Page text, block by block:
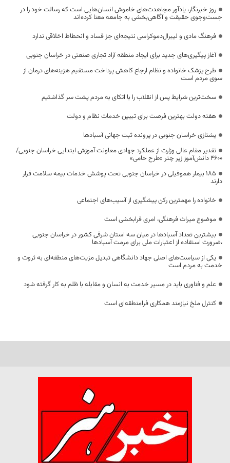
روز خبرنگار، یادآور مجاهدت‌های خاموش انسان‌هایی است که رسالت خود را در
جست‌وجوی حقیقت و آگاهی‌بخشی به جامعه معنا کرده‌اند
فرهنگ مادی و لیبرال‌دموکراسی نتیجه‌ای جز فساد و انحطاط اخلاقی ندارد
آغاز پیگیری‌های جدید برای ایجاد منطقه آزاد تجاری صنعتی در خراسان جنوبی
طرح پزشک خانواده و نظام ارجاع کاهش پرداخت مستقیم هزینه‌های درمان از
سوی مردم است
سخت‌ترین شرایط پس از انقلاب را با اتکای به مردم پشت سر گذاشتیم
هفته دولت بهترین فرصت برای تبیین خدمات نظام و دولت
یشتازی خراسان جنوبی در پرونده ثبت جهانی آسبادها
تقدیر مقام عالی وزارت از عملکرد جهادی معاونت آموزش ابتدایی خراسان جنوبی/
۴۶۰۰ دانش‌آموز زیر چتر «طرح حامی»
۱۸۵ بیمار هموفیلی در خراسان جنوبی تحت پوشش خدمات بیمه سلامت قرار
دارند
خانواده را مهمترین رکن پیشگیری از آسیب‌های اجتماعی
موضوع میراث فرهنگی، امری فرابخشی است
بیشترین تعداد آسبادها در میان سه استان شرقی کشور در خراسان جنوبی
،ضرورت استفاده از اعتبارات ملی برای مرمت آسبادها
یکی از سیاست‌های اصلی جهاد دانشگاهی تبدیل مزیت‌های منطقه‌ای به ثروت و
خدمت به مردم است
علم و فناوری باید در مسیر خدمت به انسان و مقابله با ظلم به کار گرفته شود
کنترل ملخ نیازمند همکاری فرامنطقه‌ای است